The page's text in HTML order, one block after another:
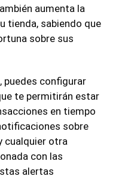
aumenta la
tienda, sabiendo que
sobre sus
puedes configurar
te permitirán estar
en tiempo
sobre
cualquier otra
con las
alertas